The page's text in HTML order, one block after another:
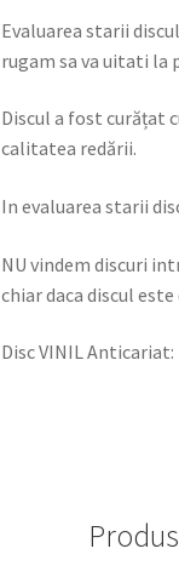
Evaluarea starii
rugam sa va uitati la
Discul a fost curățat
calitatea redării.
In evaluarea starii
NU vindem discuri
chiar daca discul este
Disc VINIL Anticariat: